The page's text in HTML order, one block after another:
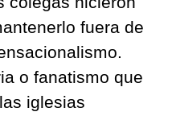
fuera de
o fanatismo que
iglesias